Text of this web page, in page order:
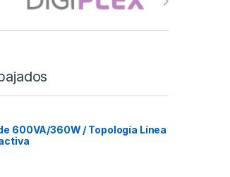
600VA/360W / Topología Línea